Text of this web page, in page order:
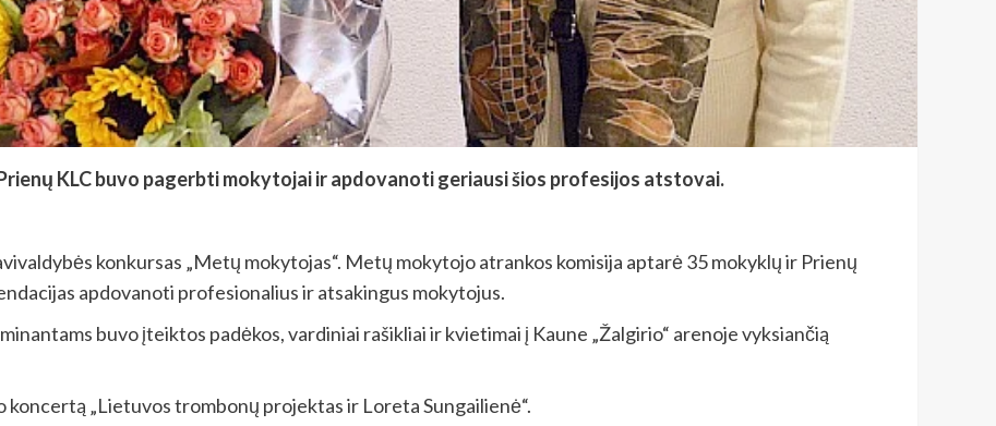
KLC buvo pagerbti mokytojai ir apdovanoti geriausi šios profesijos atstovai.
konkursas „Metų mokytojas“. Metų mokytojo atrankos komisija aptarė 35 mokyklų ir Prienų
apdovanoti profesionalius ir atsakingus mokytojus.
buvo įteiktos padėkos, vardiniai rašikliai ir kvietimai į Kaune „Žalgirio“ arenoje vyksiančią
„Lietuvos trombonų projektas ir Loreta Sungailienė“.